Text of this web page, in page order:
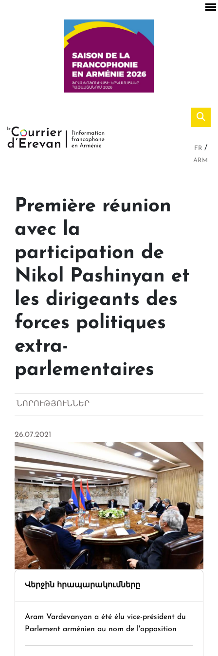
FR
ARM
Première réunion
avec la
participation de
Nikol Pashinyan et
les dirigeants des
forces politiques
extra-
parlementaires
ՆՈՐՈՒԹՅՈՒՆՆԵՐ
26.07.2021
Վերջին հրապարակումները
Aram Vardevanyan a été élu vice-président du
Parlement arménien au nom de l'opposition